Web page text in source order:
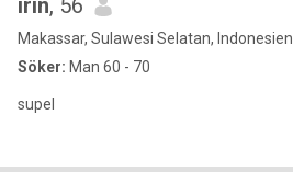
irin, 56
Makassar, Sulawesi Selatan, Indonesien
Söker: Man 60 - 70
supel